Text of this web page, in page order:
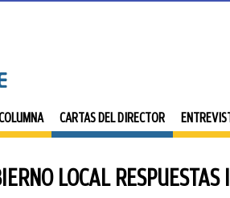
CARTAS DEL DIRECTOR
LOCAL